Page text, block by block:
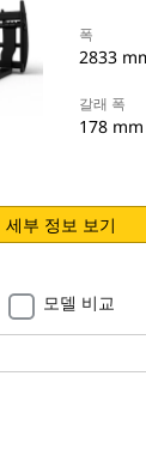
폭
2833
갈래 폭
178 mm
세부 정보 보기
모델 비교